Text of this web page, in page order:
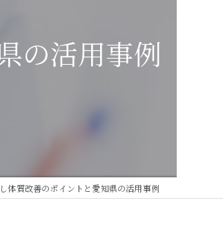
の活用事例
体質改善のポイントと愛知県の活用事例